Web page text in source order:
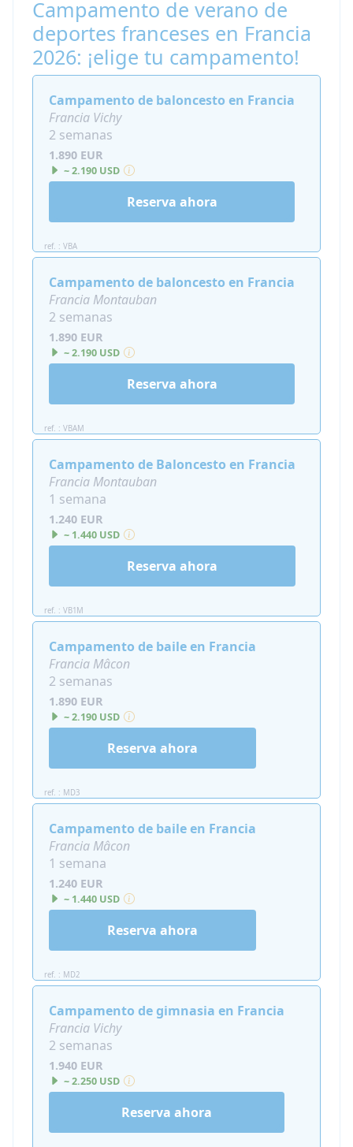
podrán beneficiarse de infraestructuras de
calidad para entrenar con toda tranquilidad:
Sala de estar, espacio al aire libre, comedor y
una zona de ocio y actividades.
⚠️ Es importante destacar que losedificios de
los institutos franceses,
estudiantes,no cuentan con aire
acondicionado ni ventiladores.
Campamento de verano de
deportes franceses en Francia
2026: ¡elige tu campamento!
Campamento de baloncesto en Francia
Francia Vichy
2 semanas
1.890 EUR
~ 2.190 USD
ref. : VBA
Reserva ahora
Campamento de baloncesto en Francia
Francia Montauban
2 semanas
1.890 EUR
~ 2.190 USD
ref. : VBAM
Reserva ahora
Campamento de Baloncesto en Francia
Francia Montauban
1 semana
1.240 EUR
~ 1.440 USD
ref. : VB1M
Reserva ahora
Campamento de baile en Francia
Francia Mâcon
2 semanas
1.890 EUR
~ 2.190 USD
ref. : MD3
Reserva ahora
Campamento de baile en Francia
Francia Mâcon
1 semana
1.240 EUR
~ 1.440 USD
ref. : MD2
Reserva ahora
Campamento de gimnasia en Francia
Francia Vichy
2 semanas
1.940 EUR
~ 2.250 USD
Reserva ahora